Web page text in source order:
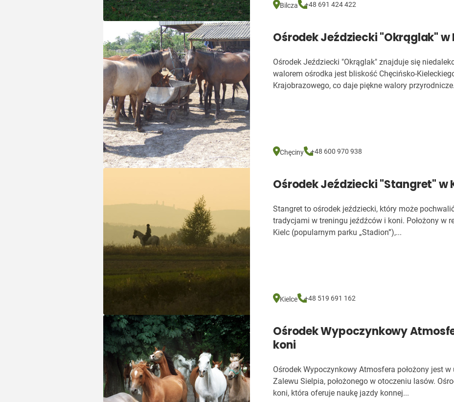
Bilcza +48 691 424 422
Ośrodek Jeździecki "Okrąglak" w
Ośrodek Jeździecki "Okrąglak" znajduje się
walorem ośrodka jest bliskość Chęcińsko-
Krajobrazowego, co daje piękne walory
Chęciny +48 600 970 938
Ośrodek Jeździecki "Stangret" w
Stangret to ośrodek jeździecki, który może
tradycjami w treningu jeźdźców i koni. Położony w
Kielc (popularnym parku „Stadion”),...
Kielce +48 519 691 162
Ośrodek Wypoczynkowy
koni
Ośrodek Wypoczynkowy Atmosfera położony jest
Zalewu Sielpia, położonego w otoczeniu lasów.
koni, która oferuje naukę jazdy konnej...